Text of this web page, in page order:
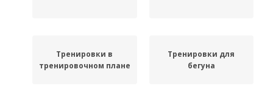
Тренировки в
тренировочном плане
Тренировки для
бегуна